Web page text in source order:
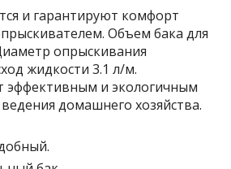
и гарантируют комфорт
Объем бака для
опрыскивания
жидкости 3.1 л/м.
эффективным и экологичным
домашнего хозяйства.